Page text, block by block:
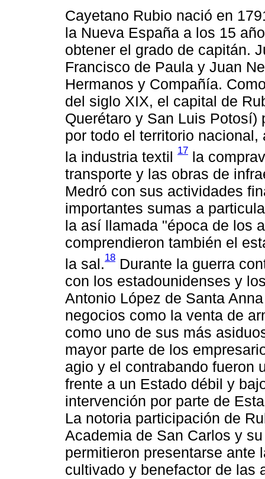
Cayetano Rubio nació en
la Nueva España a los 15
obtener el grado de capitán.
Francisco de Paula y Juan
Hermanos y Compañía.
del siglo XIX, el capital de
Querétaro y San Luis
por todo el territorio
la industria textil 17 la
transporte y las obras de
Medró con sus actividades
importantes sumas a
la así llamada "época de los
comprendieron también el
la sal.18 Durante la guerra
con los estadounidenses y
Antonio López de Santa
negocios como la venta de
como uno de sus más
mayor parte de los
agio y el contrabando fueron
frente a un Estado débil y
intervención por parte de
La notoria participación de
Academia de San Carlos y
permitieron presentarse ante
cultivado y benefactor de las